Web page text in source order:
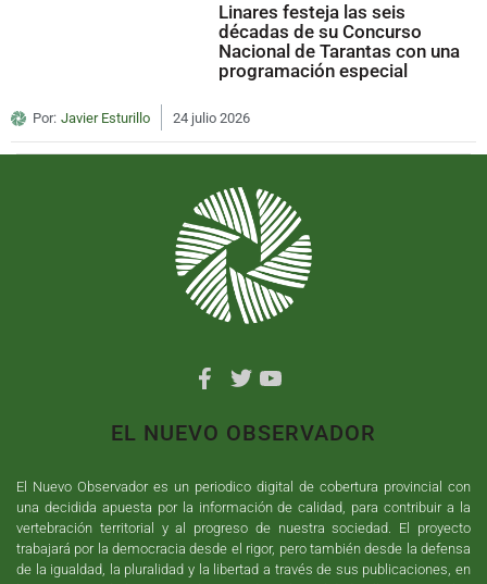
Linares festeja las seis
décadas de su Concurso
Nacional de Tarantas con una
programación especial
Por: Javier Esturillo 24 julio 2026
EL NUEVO OBSERVADOR
El Nuevo Observador es un periodico digital de cobertura provincial con
una decidida apuesta por la información de calidad, para contribuir a la
vertebración territorial y al progreso de nuestra sociedad. El proyecto
trabajará por la democracia desde el rigor, pero también desde la defensa
de la igualdad, la pluralidad y la libertad a través de sus publicaciones, en